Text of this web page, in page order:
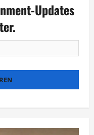
Updates